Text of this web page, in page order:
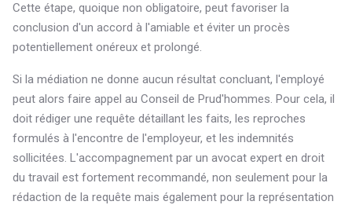
Cette étape, quoique non obligatoire, peut favoriser la
conclusion d'un accord à l'amiable et éviter un procès
potentiellement onéreux et prolongé.
Si la médiation ne donne aucun résultat concluant, l'employé
peut alors faire appel au Conseil de Prud'hommes. Pour cela, il
doit rédiger une requête détaillant les faits, les reproches
formulés à l'encontre de l'employeur, et les indemnités
sollicitées. L'accompagnement par un avocat expert en droit
du travail est fortement recommandé, non seulement pour la
rédaction de la requête mais également pour la représentation